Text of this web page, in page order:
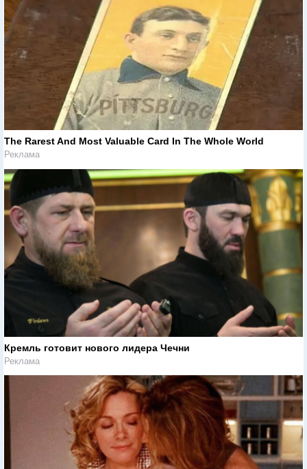
The Rarest And Most Valuable Card In The Whole World
Реклама
Кремль готовит нового лидера Чечни
Реклама